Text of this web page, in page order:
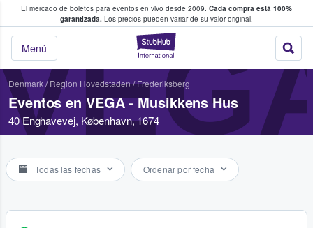
El mercado de boletos para eventos en vivo desde 2009. Cada compra está 100%
garantizada. Los precios pueden variar de su valor original.
StubHub: donde
Menú
fans compran y venden boletos
Denmark/ Region Hovedstaden/Frederiksberg
Eventos en VEGA - Musikkens Hus
40 Enghavevej, København, 1674
Todas las fechas Ordenar por fecha